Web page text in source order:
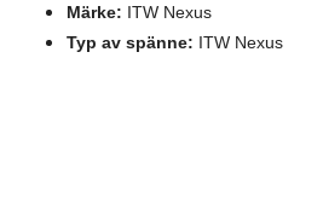
Märke: ITW Nexus
Typ av spänne: ITW Nexus